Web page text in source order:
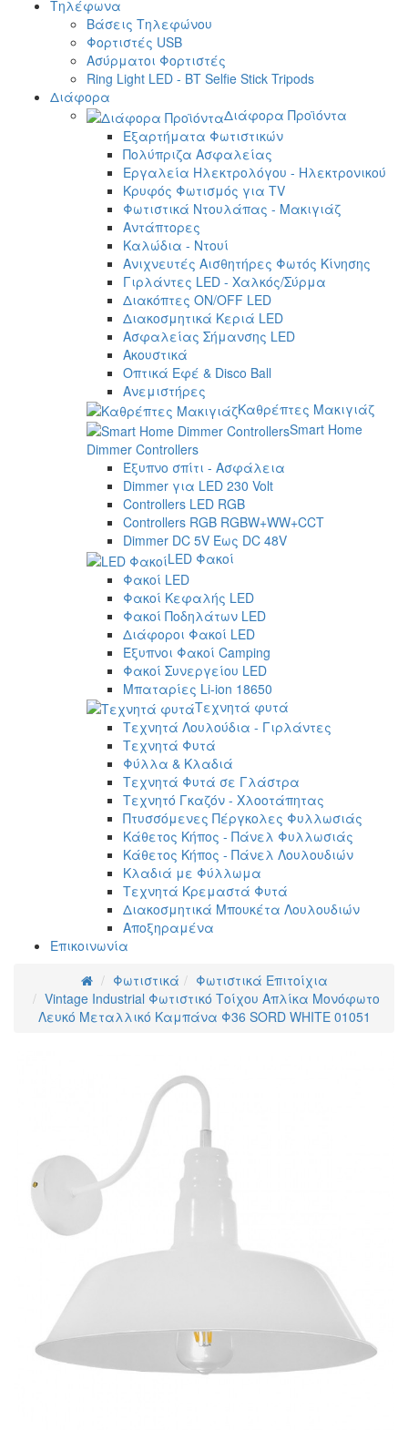
Τηλέφωνα
Βάσεις Τηλεφώνου
Φορτιστές USB
Ασύρματοι Φορτιστές
Ring Light LED - BT Selfie Stick Tripods
Διάφορα
Διάφορα Προϊόντα
Εξαρτήματα Φωτιστικών
Πολύπριζα Ασφαλείας
Εργαλεία Ηλεκτρολόγου - Ηλεκτρονικού
Κρυφός Φωτισμός για TV
Φωτιστικά Ντουλάπας - Μακιγιάζ
Αντάπτορες
Καλώδια - Ντουί
Ανιχνευτές Αισθητήρες Φωτός Κίνησης
Γιρλάντες LED - Χαλκός/Σύρμα
Διακόπτες ON/OFF LED
Διακοσμητικά Κεριά LED
Ασφαλείας Σήμανσης LED
Ακουστικά
Οπτικά Εφέ & Disco Ball
Ανεμιστήρες
Καθρέπτες Μακιγιάζ
Smart Home
Dimmer Controllers
Έξυπνο σπίτι - Ασφάλεια
Dimmer για LED 230 Volt
Controllers LED RGB
Controllers RGB RGBW+WW+CCT
Dimmer DC 5V Έως DC 48V
LED Φακοί
Φακοί LED
Φακοί Κεφαλής LED
Φακοί Ποδηλάτων LED
Διάφοροι Φακοί LED
Έξυπνοι Φακοί Camping
Φακοί Συνεργείου LED
Μπαταρίες Li-ion 18650
Τεχνητά φυτά
Τεχνητά Λουλούδια - Γιρλάντες
Τεχνητά Φυτά
Φύλλα & Κλαδιά
Τεχνητά Φυτά σε Γλάστρα
Τεχνητό Γκαζόν - Χλοοτάπητας
Πτυσσόμενες Πέργκολες Φυλλωσιάς
Κάθετος Κήπος - Πάνελ Φυλλωσιάς
Κάθετος Κήπος - Πάνελ Λουλουδιών
Κλαδιά με Φύλλωμα
Τεχνητά Κρεμαστά Φυτά
Διακοσμητικά Μπουκέτα Λουλουδιών
Αποξηραμένα
Επικοινωνία
Φωτιστικά
Φωτιστικά Επιτοίχια
Vintage Industrial Φωτιστικό Τοίχου Απλίκα Μονόφωτο
Λευκό Μεταλλικό Καμπάνα Φ36 SORD WHITE 01051